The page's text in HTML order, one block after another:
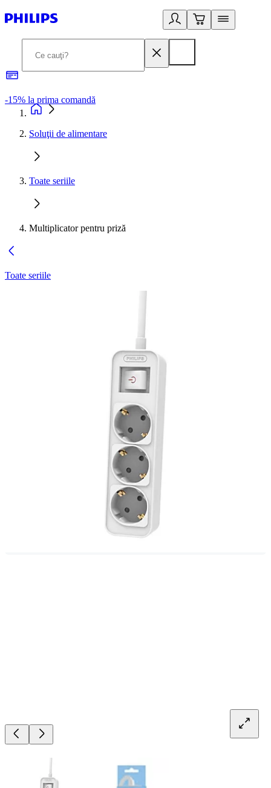
-15% la prima comandă
Soluţii de alimentare
Toate seriile
Multiplicator pentru priză
Toate seriile